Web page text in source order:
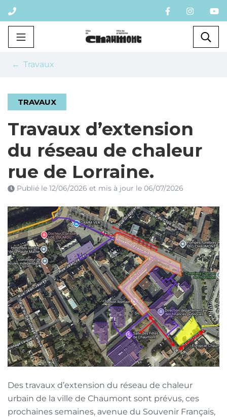
Aller
au
contenu
Chaumont
Travaux
TRAVAUX
Travaux d’extension
du réseau de chaleur
rue de Lorraine.
Publié le 12/06/2026 et mis à jour le 06/07/2026
Des travaux d’extension du réseau de chaleur
urbain de la ville de Chaumont sont prévus, ces
prochaines semaines, avenue du Souvenir Français,